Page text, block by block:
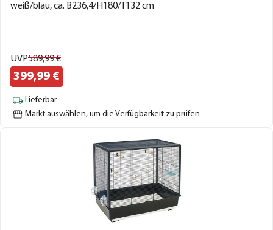
weiß/blau, ca. B236,4/H180/T132 cm
UVP589,99€
399,99 €
Lieferbar
Markt auswählen, um die Verfügbarkeit zu prüfen